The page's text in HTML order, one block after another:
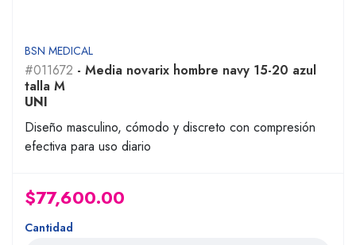
BSN MEDICAL
#011672 - Media novarix hombre navy 15-20 azul
talla M
UNI
Diseño masculino, cómodo y discreto con compresión
efectiva para uso diario
$77,600.00
Cantidad